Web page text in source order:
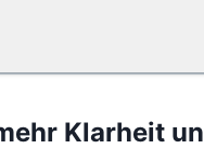
Klarheit